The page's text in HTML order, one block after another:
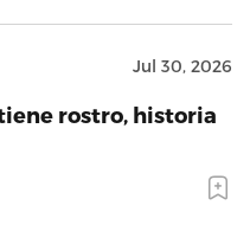
Jul 30, 2026
rostro, historia